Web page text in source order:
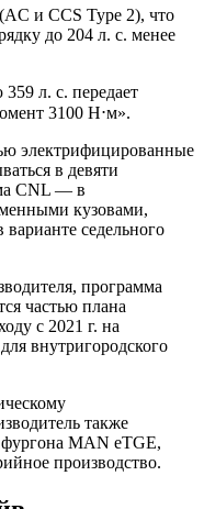
и CCS Type 2), что
до 204 л. с. менее
л. с. передает
3100 Н⋅м».
электрифицированные
в девяти
CNL — в
кузовами,
седельного
программа
частью плана
с 2021 г. на
внутригородского
также
MAN eTGE,
производство.